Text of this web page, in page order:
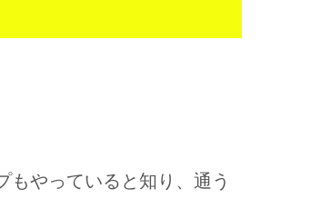
もやっていると知り、通う